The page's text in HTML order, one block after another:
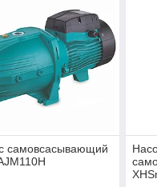
самовсасывающий